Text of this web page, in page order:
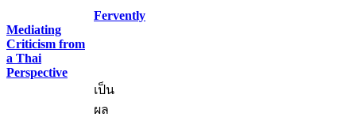
Fervently
Mediating
Criticism from
a Thai
Perspective
เป็น
ผล